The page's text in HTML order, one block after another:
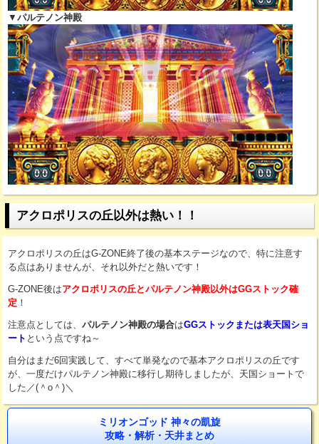
▼ パルテノン神殿
アクロポリスの丘以外は熱い！！
アクロポリスの丘はG-ZONE終了後の基本ステージなので、特に注意す
る点はありませんが、それ以外だと熱いです！
G-ZONE後はアクロポリスの丘とパルテノン神殿以外はGGストック確
定 ！
注意点としては、 パルテノン神殿の場合はGGストックまたは表天国ショ
ート という点ですね～
自分はまだ6回実践して、すべて単発なので基本アクロポリスの丘です
が、一度だけパルテノン神殿に移行し期待しましたが、天国ショートで
した／(＾o＾)＼
ミリオンゴッド 神々の凱旋
攻略・解析・天井まとめ